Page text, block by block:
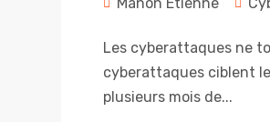
Manon Etienne
Les cyberattaques ne
cyberattaques ciblent
plusieurs mois de...